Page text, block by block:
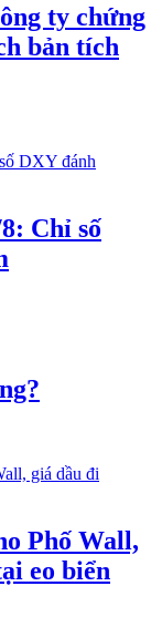
ty chứng
bản tích
Chỉ số
Phố Wall,
eo biển